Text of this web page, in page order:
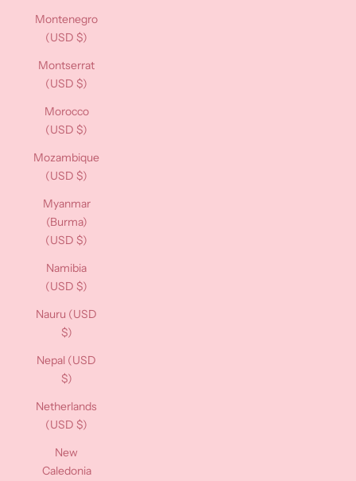
Montenegro
(USD $)
Montserrat
(USD $)
Morocco
(USD $)
Mozambique
(USD $)
Myanmar
(Burma)
(USD $)
Namibia
(USD $)
Nauru (USD
$)
Nepal (USD
$)
Netherlands
(USD $)
New
Caledonia